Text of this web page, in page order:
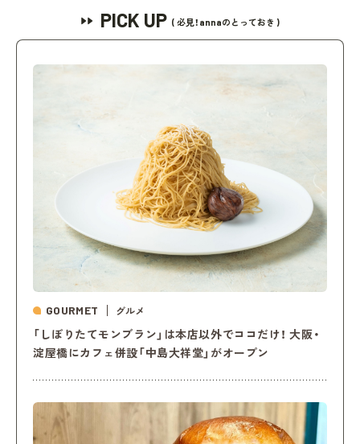
PICK UP ( 必見！annaのとっておき )
GOURMET グルメ
「しぼりたてモンブラン」は本店以外でココだけ！ 大阪・
淀屋橋にカフェ併設「中島大祥堂」がオープン